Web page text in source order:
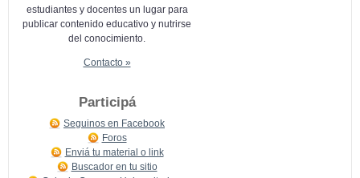
estudiantes y docentes un lugar para
publicar contenido educativo y nutrirse
del conocimiento.
Contacto »
Participá
Seguinos en Facebook
Foros
Enviá tu material o link
Buscador en tu sitio